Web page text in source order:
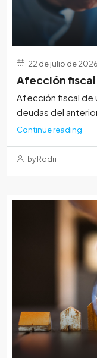
22 de julio de 2026
Afección
Afección fiscal de
deudas del
Continue reading
by Rodri